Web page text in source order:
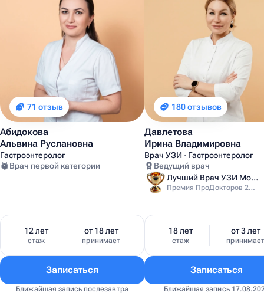
71 отзыв
Абидокова
Альвина Руслановна
Гастроэнтеролог
Врач первой категории
12 лет
стаж
от 18 лет
принимает
Записаться
Ближайшая запись послезавтра
180 отзывов
Давлетова
Ирина Владимировна
Врач УЗИ · Гастроэнтеролог
Ведущий врач
Лучший Врач УЗИ Москвы
Премия ПроДокторов 2025
18 лет
стаж
от 3 лет
принимает
Записаться
Ближайшая запись